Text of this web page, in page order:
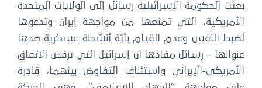
بعثت الحكومة الإسرائيلية رسائل إلى الولايات المتحدة
الأمريكية، التي تمنعها من مواجهة إيران وتدعوها
لضبط النفس وعدم القيام بأيّة أنشطة عسكرية ضدها
عنوانها – رسائل مفادها أن إسرائيل التي ترفض الاتفاق
الأمريكي-الإيراني واستئناف التفاوض بينهما، قادرة